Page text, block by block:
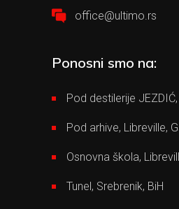
office@ultimo.rs
Ponosni smo na:
Pod destilerije
Pod arhive, Libreville,
Osnovna škola,
Tunel, Srebrenik, BiH